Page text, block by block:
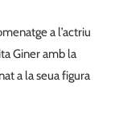
a l’actriu
Giner amb la
a la seua figura